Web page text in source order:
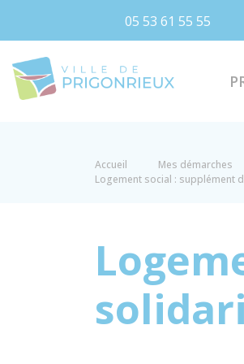
05 53 61 55 55
Accueil Mes démarches
Logement social : supplément